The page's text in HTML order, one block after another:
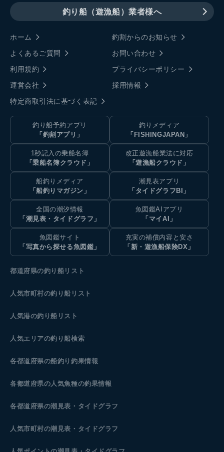
釣り船（遊漁船）業者様へ
ホーム
釣割からのお知らせ
よくあるご質問
お問い合わせ
利用規約
プライバシーポリシー
運営会社
採用情報
特定商取引法に基づく表記
釣り船予約アプリ
「釣割アプリ」
釣りメディア
「FISHINGJAPAN」
1秒記入の乗船名簿
「乗船名簿クラウド」
改正遊漁船業法に対応
「遊漁船クラウド」
船釣りメディア
「船釣りマガジン」
潮見表アプリ
「タイドグラフBI」
全国の潮汐情報
「潮見表・タイドグラフ」
魚図鑑AIアプリ
「マイAI」
魚図鑑サイト
「写真から探せる魚図鑑」
充実の補償内容と安さ
「新・遊漁船保険DX」
都道府県の釣り船リスト
人気市町村の釣り船リスト
人気港の釣り船リスト
人気エリアの釣り船検索
各都道府県の船釣り釣果情報
各都道府県の人気魚種の釣果情報
各都道府県の潮見表 ・タイドグラフ
人気市町村の潮見表・タイドグラフ